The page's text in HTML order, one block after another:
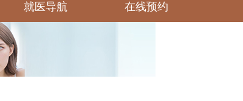
就医导航 在线预约